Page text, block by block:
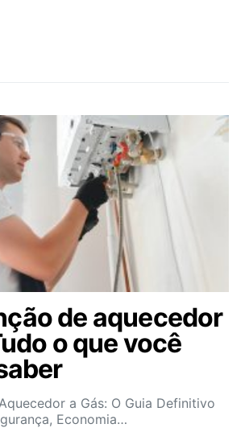
de aquecedor
o que você
a Gás: O Guia Definitivo
Economia…